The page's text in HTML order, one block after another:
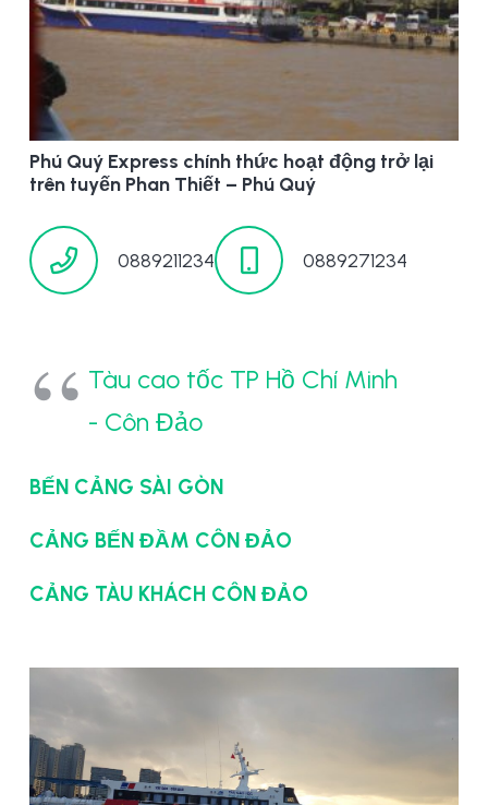
Phú Quý Express chính thức hoạt động trở lại
trên tuyến Phan Thiết – Phú Quý
0889211234 0889271234
Tàu cao tốc TP Hồ Chí Minh
- Côn Đảo
BẾN CẢNG SÀI GÒN
CẢNG BẾN ĐẦM CÔN ĐẢO
CẢNG TÀU KHÁCH CÔN ĐẢO